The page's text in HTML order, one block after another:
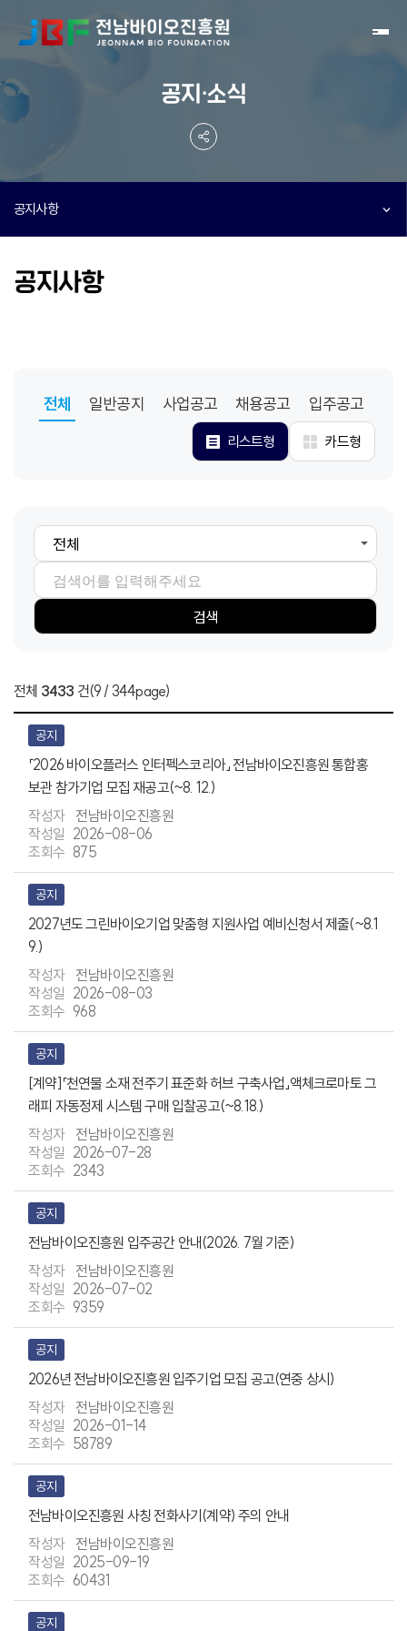
공지·소식
공지사항
공지사항
리스트형 카드형
전체 일반공지 사업공고 채용공고 입주공고
검색
전체 3433 건(9 / 344page)
공지
「2026 바이오플러스 인터펙스코리아」 전남바이오진흥원 통합홍
보관 참가기업 모집 재공고(~8. 12.)
전남바이오진흥원
2026-08-06
875
공지
2027년도 그린바이오기업 맞춤형 지원사업 예비신청서 제출(~8.1
9.)
전남바이오진흥원
2026-08-03
968
공지
[계약]「천연물 소재 전주기 표준화 허브 구축사업」액체크로마토 그
래피 자동정제 시스템 구매 입찰공고(~8.18.)
전남바이오진흥원
2026-07-28
2343
공지
전남바이오진흥원 입주공간 안내(2026. 7월 기준)
전남바이오진흥원
2026-07-02
9359
공지
2026년 전남바이오진흥원 입주기업 모집 공고(연중 상시)
전남바이오진흥원
2026-01-14
58789
공지
전남바이오진흥원 사칭 전화사기(계약) 주의 안내
전남바이오진흥원
2025-09-19
60431
공지